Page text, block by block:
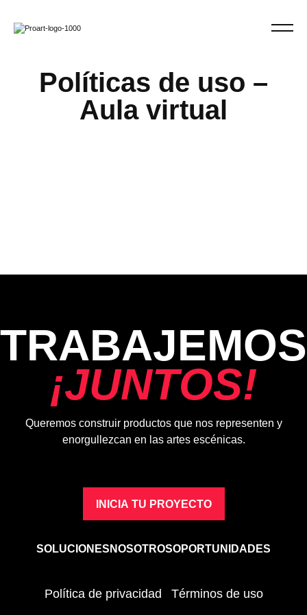
Políticas de uso –
Aula virtual
TRABAJEMOS
¡JUNTOS!
Queremos construir productos que nos representen y
enorgullezcan en las artes escénicas.
INICIA TU PROYECTO
SOLUCIONES NOSOTROSOPORTUNIDADES
Política de privacidad Términos de uso